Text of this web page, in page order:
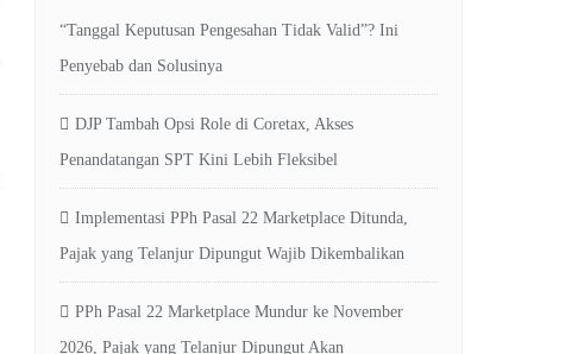
“Tanggal Keputusan Pengesahan Tidak Valid”? Ini
Penyebab dan Solusinya
DJP Tambah Opsi Role di Coretax, Akses
Penandatangan SPT Kini Lebih Fleksibel
Implementasi PPh Pasal 22 Marketplace Ditunda,
Pajak yang Telanjur Dipungut Wajib Dikembalikan
PPh Pasal 22 Marketplace Mundur ke November
2026, Pajak yang Telanjur Dipungut Akan